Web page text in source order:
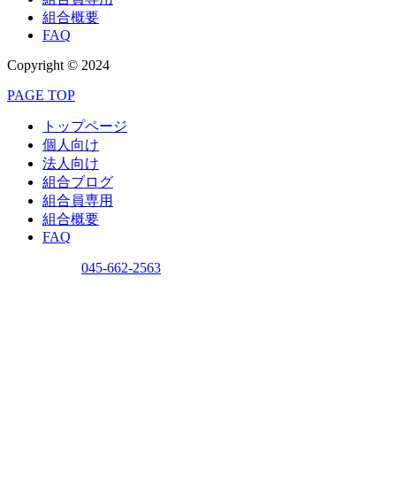
組合概要
FAQ
Copyright © 2024
PAGE TOP
トップページ
個人向け
法人向け
組合ブログ
組合員専用
組合概要
FAQ
045-662-2563